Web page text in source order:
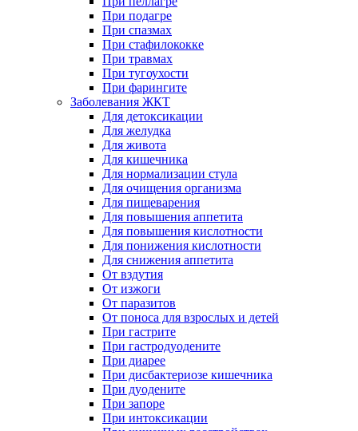
При подагре
При спазмах
При стафилококке
При травмах
При тугоухости
При фарингите
Заболевания ЖКТ
Для детоксикации
Для желудка
Для живота
Для кишечника
Для нормализации стула
Для очищения организма
Для пищеварения
Для повышения аппетита
Для повышения кислотности
Для понижения кислотности
Для снижения аппетита
От вздутия
От изжоги
От паразитов
От поноса для взрослых и детей
При гастрите
При гастродуодените
При диарее
При дисбактериозе кишечника
При дуодените
При запоре
При интоксикации